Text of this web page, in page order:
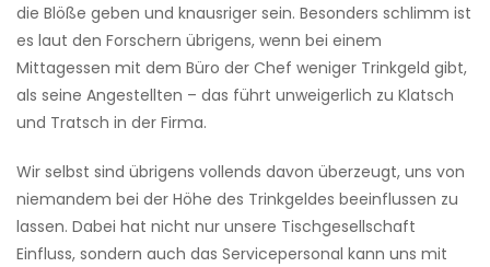
die Blöße geben und knausriger sein. Besonders schlimm ist
es laut den Forschern übrigens, wenn bei einem
Mittagessen mit dem Büro der Chef weniger Trinkgeld gibt,
als seine Angestellten – das führt unweigerlich zu Klatsch
und Tratsch in der Firma.
Wir selbst sind übrigens vollends davon überzeugt, uns von
niemandem bei der Höhe des Trinkgeldes beeinflussen zu
lassen. Dabei hat nicht nur unsere Tischgesellschaft
Einfluss, sondern auch das Servicepersonal kann uns mit